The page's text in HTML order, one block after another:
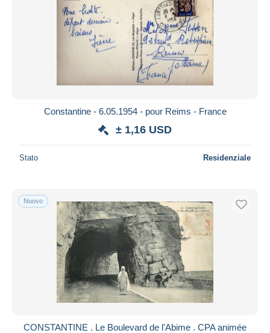
Constantine - 6.05.1954 - pour Reims - France
± 1,16 USD
Stato Residenziale
Nuovo
CONSTANTINE . Le Boulevard de l'Abime . CPA animée